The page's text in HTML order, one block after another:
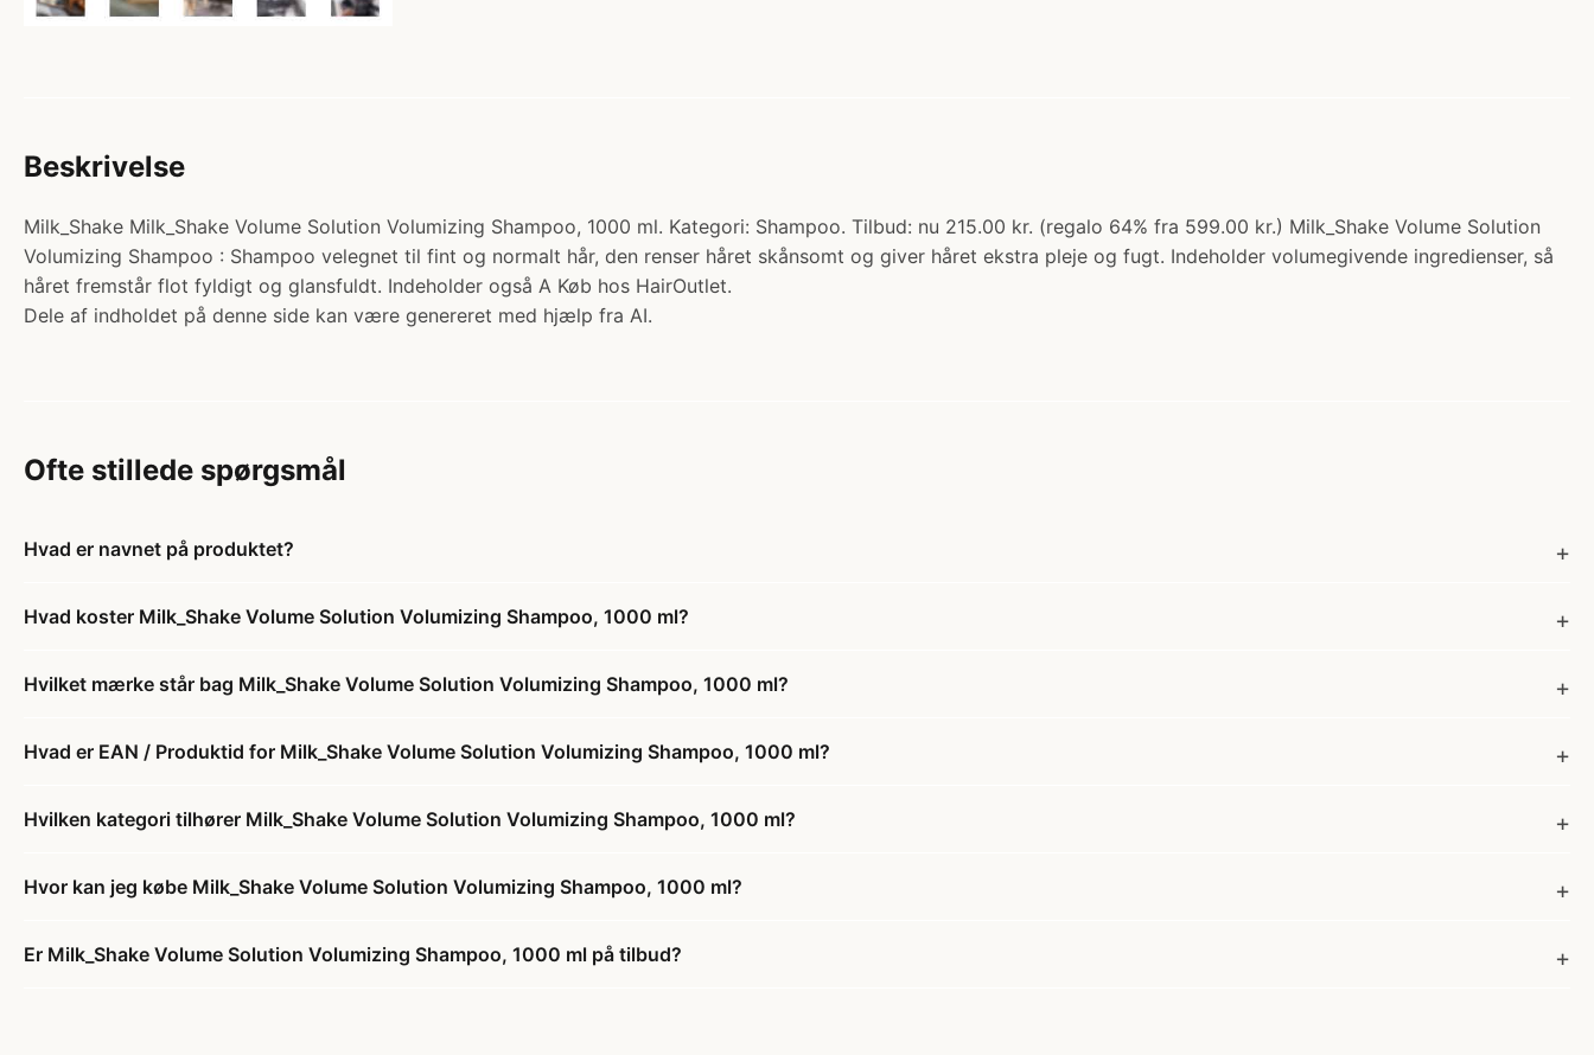
Beskrivelse
Milk_Shake Milk_Shake Volume Solution Volumizing Shampoo, 1000 ml. Kategori: Shampoo. Tilbud: nu 215.00 kr. (regalo 64% fra 599.00 kr.) Milk_Shake Volume Solution
Volumizing Shampoo : Shampoo velegnet til fint og normalt hår, den renser håret skånsomt og giver håret ekstra pleje og fugt. Indeholder volumegivende ingredienser, så
håret fremstår flot fyldigt og glansfuldt. Indeholder også A Køb hos HairOutlet.
Dele af indholdet på denne side kan være genereret med hjælp fra AI.
Ofte stillede spørgsmål
Hvad er navnet på produktet?
Hvad koster Milk_Shake Volume Solution Volumizing Shampoo, 1000 ml?
Hvilket mærke står bag Milk_Shake Volume Solution Volumizing Shampoo, 1000 ml?
Hvad er EAN / Produktid for Milk_Shake Volume Solution Volumizing Shampoo, 1000 ml?
Hvilken kategori tilhører Milk_Shake Volume Solution Volumizing Shampoo, 1000 ml?
Hvor kan jeg købe Milk_Shake Volume Solution Volumizing Shampoo, 1000 ml?
Er Milk_Shake Volume Solution Volumizing Shampoo, 1000 ml på tilbud?